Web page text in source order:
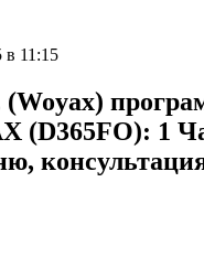
в 11:15
(D365FO): 1